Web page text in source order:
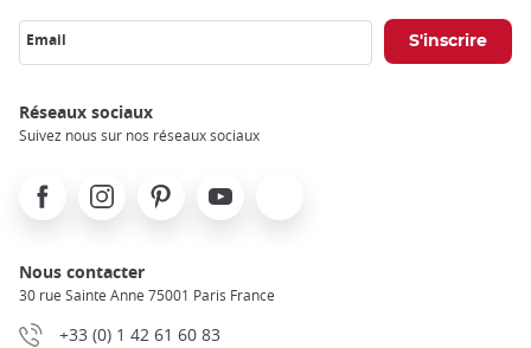
Email
Réseaux sociaux
Suivez nous sur nos réseaux sociaux
FacebookInstagramPinterest Youtube
Nous contacter
30 rue Sainte Anne 75001 Paris France
+33 (0) 1 42 61 60 83